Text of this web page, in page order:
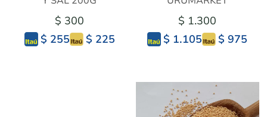
$ 300
$ 255
$ 225
$ 1.300
$ 1.105
$ 975